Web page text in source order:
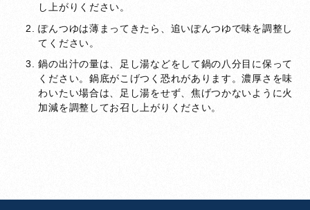
し上がりください。
ぽんつゆは薄まってきたら、追いぽんつゆで味を調整し
てください。
鍋の出汁の量は、足し湯などをして鍋の八分目に保って
ください。鍋底がこげつく恐れがあります。濃厚さを味
わいたい場合は、足し湯をせず、焦げつかないように火
加減を調整してお召し上がりください。